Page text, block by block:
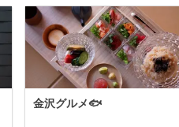
金沢グルメ🐟